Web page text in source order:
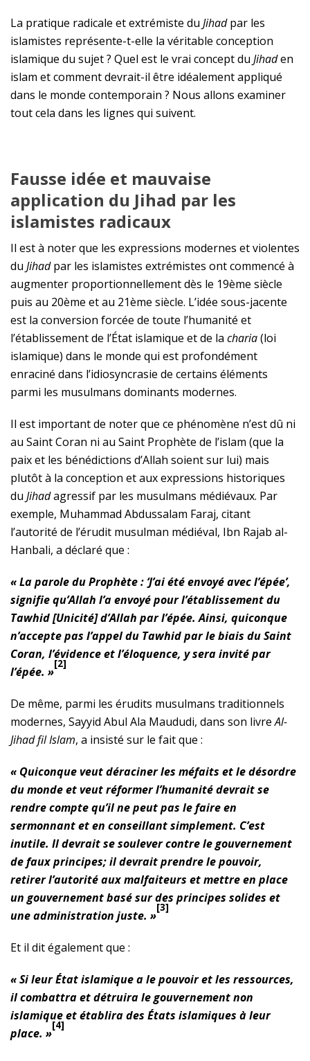
La pratique radicale et extrémiste du Jihadpar les
islamistes représente-t-elle la véritable conception
islamique du sujet ? Quel est le vrai concept du Jihaden
islam et comment devrait-il être idéalement appliqué
dans le monde contemporain ? Nous allons examiner
tout cela dans les lignes qui suivent.
Fausse idée et mauvaise
application du Jihad par les
islamistes radicaux
Il est à noter que les expressions modernes et violentes
du Jihadpar les islamistes extrémistes ont commencé à
augmenter proportionnellement dès le 19ème siècle
puis au 20ème et au 21ème siècle. L’idée sous-jacente
est la conversion forcée de toute l’humanité et
l’établissement de l’État islamique et de la charia(loi
islamique) dans le monde qui est profondément
enraciné dans l’idiosyncrasie de certains éléments
parmi les musulmans dominants modernes.
Il est important de noter que ce phénomène n’est dû ni
au Saint Coran ni au Saint Prophète de l’islam (que la
paix et les bénédictions d’Allah soient sur lui) mais
plutôt à la conception et aux expressions historiques
du Jihadagressif par les musulmans médiévaux. Par
exemple, Muhammad Abdussalam Faraj, citant
l’autorité de l’érudit musulman médiéval, Ibn Rajab al-
Hanbali, a déclaré que :
« La parole du Prophète : ‘J’ai été envoyé avec l’épée’,
signifie qu’Allah l’a envoyé pour l’établissement du
Tawhid [Unicité] d’Allah par l’épée. Ainsi, quiconque
n’accepte pas l’appel du Tawhid par le biais du Saint
Coran, l’évidence et l’éloquence, y sera invité par
l’épée. »
[2]
De même, parmi les érudits musulmans traditionnels
modernes, Sayyid Abul Ala Maududi, dans son livreAl-
Jihad fil Islam, a insisté sur le fait que :
« Quiconque veut déraciner les méfaits et le désordre
du monde et veut réformer l’humanité devrait se
rendre compte qu’il ne peut pas le faire en
sermonnant et en conseillant simplement. C’est
inutile. Il devrait se soulever contre le gouvernement
de faux principes; il devrait prendre le pouvoir,
retirer l’autorité aux malfaiteurs et mettre en place
un gouvernement basé sur des principes solides et
une administration juste. »
[3]
Et il dit également que :
« Si leur État islamique a le pouvoir et les ressources,
il combattra et détruira le gouvernement non
islamique et établira des États islamiques à leur
place. »
[4]